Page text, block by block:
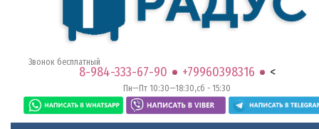
8-984-333-67-90 +79960398316 <
Звонок бесплатный
Пн—Пт 10:30—18:30,сб - 15:30